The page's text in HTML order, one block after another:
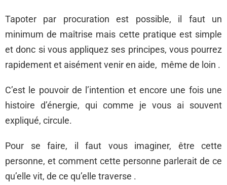
Tapoter par procuration est possible, il faut un
minimum de maîtrise mais cette pratique est simple
et donc si vous appliquez ses principes, vous pourrez
rapidement et aisément venir en aide, même de loin .
C’est le pouvoir de l’intention et encore une fois une
histoire d’énergie, qui comme je vous ai souvent
expliqué, circule.
Pour se faire, il faut vous imaginer, être cette
personne, et comment cette personne parlerait de ce
qu’elle vit, de ce qu’elle traverse .